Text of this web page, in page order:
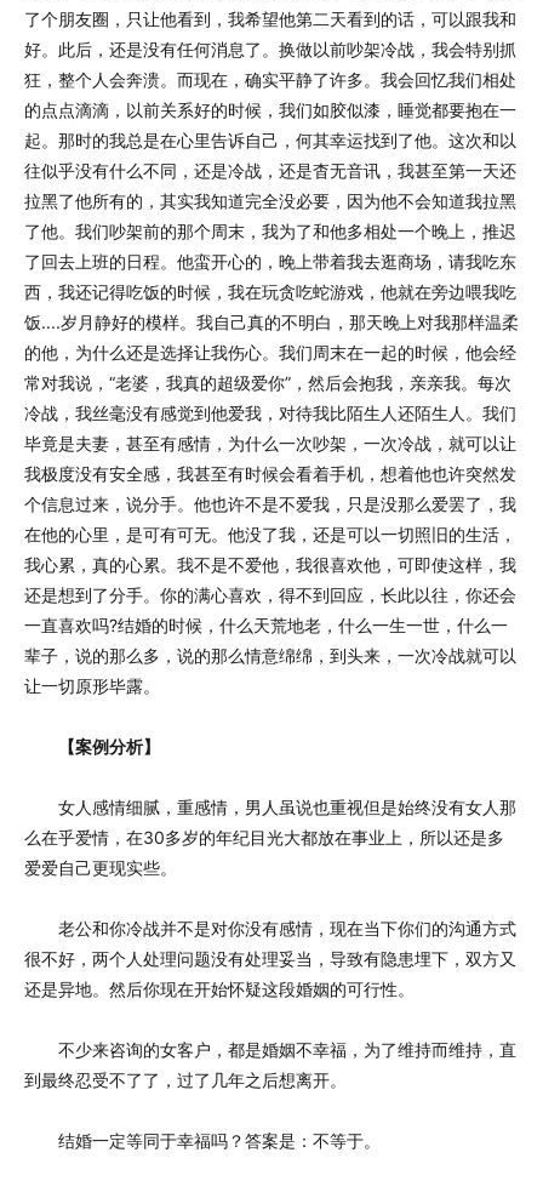
了个朋友圈，只让他看到，我希望他第二天看到的话，可以跟我和
好。此后，还是没有任何消息了。换做以前吵架冷战，我会特别抓
狂，整个人会奔溃。而现在，确实平静了许多。我会回忆我们相处
的点点滴滴，以前关系好的时候，我们如胶似漆，睡觉都要抱在一
起。那时的我总是在心里告诉自己，何其幸运找到了他。这次和以
往似乎没有什么不同，还是冷战，还是杳无音讯，我甚至第一天还
拉黑了他所有的，其实我知道完全没必要，因为他不会知道我拉黑
了他。我们吵架前的那个周末，我为了和他多相处一个晚上，推迟
了回去上班的日程。他蛮开心的，晚上带着我去逛商场，请我吃东
西，我还记得吃饭的时候，我在玩贪吃蛇游戏，他就在旁边喂我吃
饭....岁月静好的模样。我自己真的不明白，那天晚上对我那样温柔
的他，为什么还是选择让我伤心。我们周末在一起的时候，他会经
常对我说，“老婆，我真的超级爱你”，然后会抱我，亲亲我。每次
冷战，我丝毫没有感觉到他爱我，对待我比陌生人还陌生人。我们
毕竟是夫妻，甚至有感情，为什么一次吵架，一次冷战，就可以让
我极度没有安全感，我甚至有时候会看着手机，想着他也许突然发
个信息过来，说分手。他也许不是不爱我，只是没那么爱罢了，我
在他的心里，是可有可无。他没了我，还是可以一切照旧的生活，
我心累，真的心累。我不是不爱他，我很喜欢他，可即使这样，我
还是想到了分手。你的满心喜欢，得不到回应，长此以往，你还会
一直喜欢吗?结婚的时候，什么天荒地老，什么一生一世，什么一
辈子，说的那么多，说的那么情意绵绵，到头来，一次冷战就可以
让一切原形毕露。
【案例分析】
女人感情细腻，重感情，男人虽说也重视但是始终没有女人那
么在乎爱情，在30多岁的年纪目光大都放在事业上，所以还是多
爱爱自己更现实些。
老公和你冷战并不是对你没有感情，现在当下你们的沟通方式
很不好，两个人处理问题没有处理妥当，导致有隐患埋下，双方又
还是异地。然后你现在开始怀疑这段婚姻的可行性。
不少来咨询的女客户，都是婚姻不幸福，为了维持而维持，直
到最终忍受不了了，过了几年之后想离开。
结婚一定等同于幸福吗？答案是：不等于。